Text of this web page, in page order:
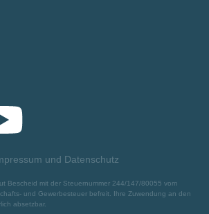
und Datenschutz
Bescheid mit der Steuernummer 244/147/80055 vom
und Gewerbesteuer befreit. Ihre Zuwendung an den
absetzbar.